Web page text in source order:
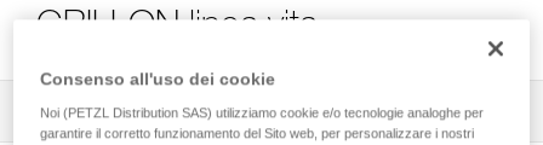
GRILLON linea vita
Tutti i consigli tecnici 1 Filtro
Consenso all'uso dei cookie
Noi (PETZL Distribution SAS) utilizziamo cookie e/o tecnologie analoghe per
garantire il corretto funzionamento del Sito web, per personalizzare i nostri